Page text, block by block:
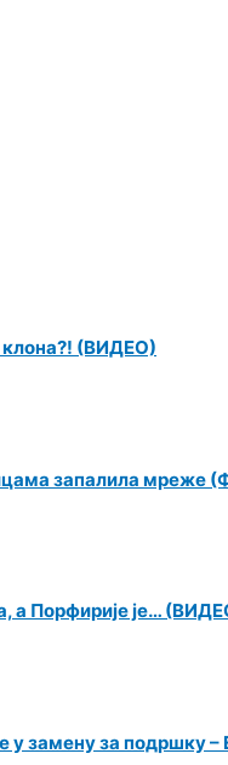
клона?! (ВИДЕО)
запалила мреже
а Порфирије је…
замену за подршку –